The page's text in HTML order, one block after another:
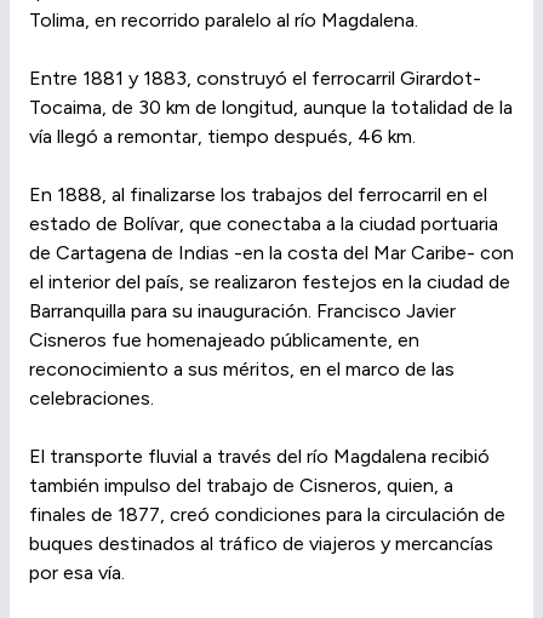
Tolima, en recorrido paralelo al río Magdalena.
Entre 1881 y 1883, construyó el ferrocarril Girardot-
Tocaima, de 30 km de longitud, aunque la totalidad de la
vía llegó a remontar, tiempo después, 46 km.
En 1888, al finalizarse los trabajos del ferrocarril en el
estado de Bolívar, que conectaba a la ciudad portuaria
de Cartagena de Indias -en la costa del Mar Caribe- con
el interior del país, se realizaron festejos en la ciudad de
Barranquilla para su inauguración. Francisco Javier
Cisneros fue homenajeado públicamente, en
reconocimiento a sus méritos, en el marco de las
celebraciones.
El transporte fluvial a través del río Magdalena recibió
también impulso del trabajo de Cisneros, quien, a
finales de 1877, creó condiciones para la circulación de
buques destinados al tráfico de viajeros y mercancías
por esa vía.